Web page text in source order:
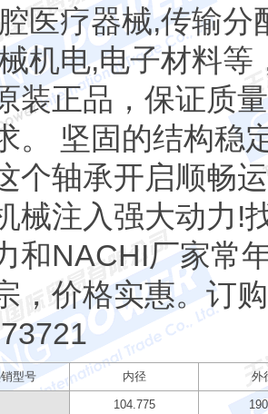
医疗器械,传输
机电,电子材料
装正品，保证质
。 坚固的结构稳
个轴承开启顺畅
械注入强大动力!
和NACHI厂家常
，价格实惠。订
型号 内径 外
104.775